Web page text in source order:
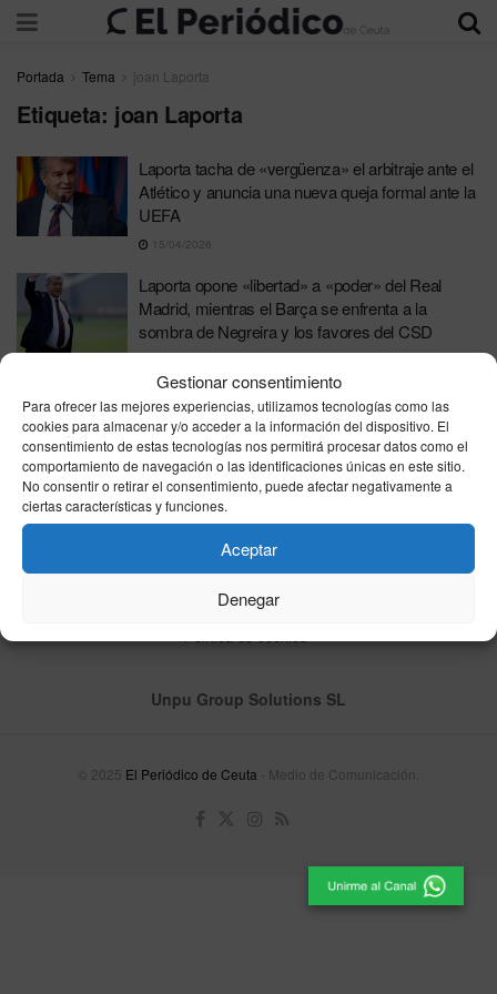
Gestionar consentimiento
Para ofrecer las mejores experiencias, utilizamos tecnologías como las
cookies para almacenar y/o acceder a la información del dispositivo. El
consentimiento de estas tecnologías nos permitirá procesar datos como el
comportamiento de navegación o las identificaciones únicas en este sitio.
No consentir o retirar el consentimiento, puede afectar negativamente a
ciertas características y funciones.
Aceptar
Denegar
Portada Tema joan Laporta
Etiqueta: joan Laporta
Laporta tacha de «vergüenza» el arbitraje ante el
Atlético y anuncia una nueva queja formal ante la
UEFA
15/04/2026
Laporta opone «libertad» a «poder» del Real
Madrid, mientras el Barça se enfrenta a la
sombra de Negreira y los favores del CSD
La oposición exige la dimisión “inmediata” de
Joan Laporta y su junta directiva
05/01/2025
Aviso Legal
Unpu Group Solutions SL
© 2025 El Periódico de Ceuta - Medio de Comunicación